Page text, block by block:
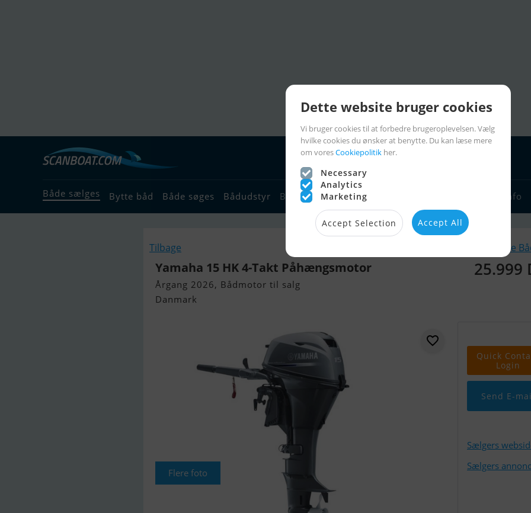
Både sælges Bytte båd Både søges Bådudstyr Bådforhandlere Sejlerlinks Sejlerinfo
Tilbage Lignende
Yamaha 15 HK 4-Takt Påhængsmotor
Årgang 2026, Bådmotor til salg
Danmark
25.999
Flere foto
Quick
Login
Send E-
Sælgers
Sælgers
Dette website bruger cookies
Vi bruger cookies til at forbedre brugeroplevelsen. Vælg
hvilke cookies du ønsker at benytte. Du kan læse mere
om voresCookiepolitik her.
Necessary
Analytics
Marketing
Accept Selection Accept All